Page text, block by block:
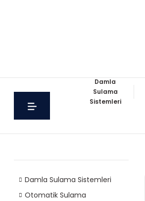
Damla
Sulama
Sistemleri
Damla Sulama Sistemleri
Otomatik Sulama